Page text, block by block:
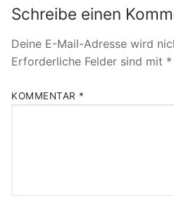
Schreibe einen
Deine E-Mail-Adresse wird
Erforderliche Felder sind mit *
KOMMENTAR *